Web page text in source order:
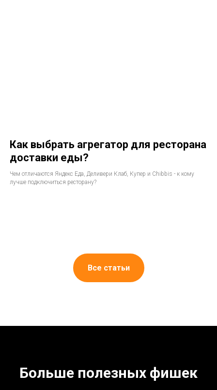
Как выбрать агрегатор для ресторана
доставки еды?
Чем отличаются Яндекс Еда, Деливери Клаб, Купер и Chibbis - к кому
лучше подключиться ресторану?
Все статьи
Больше полезных фишек